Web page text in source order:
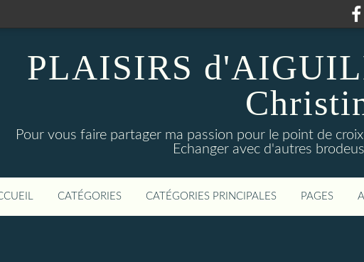
PLAISIRS
Pour vous faire partager ma passion pour le point de
Echanger avec d'autres
CATÉGORIES CATÉGORIES PRINCIPALES PAGES